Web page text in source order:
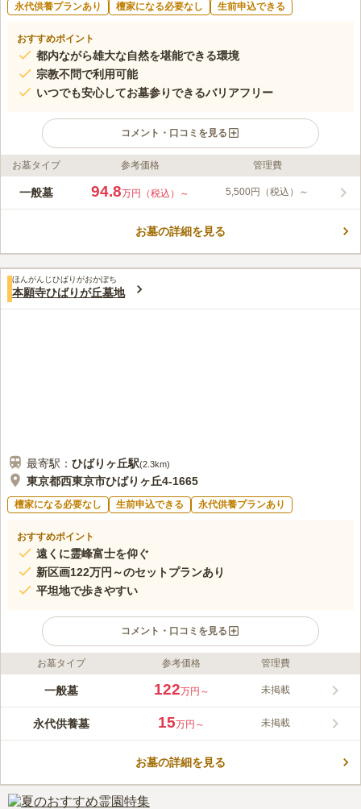
永代供養プランあり 檀家になる必要なし 生前申込できる
おすすめポイント
都内ながら雄大な自然を堪能できる環境
宗教不問で利用可能
いつでも安心してお墓参りできるバリアフリー
コメント・口コミを見る
ライフドット編集部のコメント
ひばりが丘浄苑は、緑が多く残る閑静なひばりが丘の住宅街にあ
都心に近く、池袋や新宿への利便性が高いため都内有数の人気霊
地ならではの伝統と格式高い雰囲気があります。和だけではな
く、花に囲まれたガーデニング墓所もあり、和洋が混在してお好
みの墓所を選ぶことができます。
口コミ評価
みんなの評価
霊園ではお線香がそこで調達お花は持参していますお供え物は墓
お墓タイプ 参考価格 管理費
一般墓 94.8万円（税込）～ 5,500円（税込）～
お墓の詳細を見る
ほんがんじひばりがおかぼち
本願寺ひばりが丘墓地
最寄駅： ひばりヶ丘駅(2.3km)
東京都西東京市ひばりヶ丘4-1665
檀家になる必要なし 生前申込できる 永代供養プランあり
おすすめポイント
遠くに霊峰富士を仰ぐ
新区画122万円～のセットプランあり
平坦地で歩きやすい
コメント・口コミを見る
ライフドット編集部のコメント
東京都西東京市にある、総区画数約10,000区画の大型墓地です。
はコンクリートで舗装され、全区画平坦となっているので歩きや
すいです。 手入れもしっかりとされており、いつ訪れても墓地
みんなの評価
3.8 口コミ1件
50代男性 近くにお花やろうそくなどを購入出来るお店がないため、あらか
お墓タイプ 参考価格 管理費
一般墓 122万円～ 未掲載
永代供養墓 15万円～ 未掲載
お墓の詳細を見る